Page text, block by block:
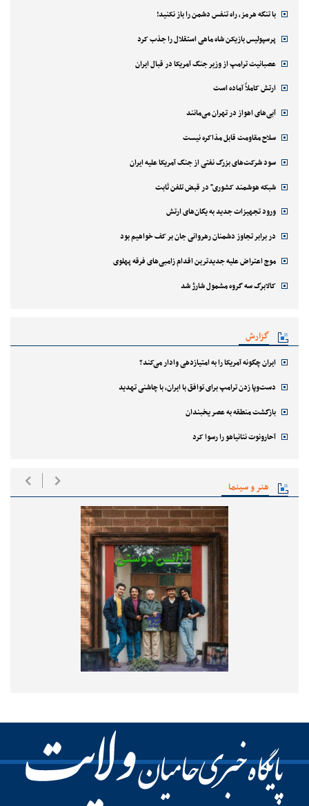
با تنگه هرمز، راه تنفس دشمن را باز نکنید!
پرسپولیس بازیکن شاه ماهی استقلال را جذب کرد
عصبانیت ترامپ از وزیر جنگ آمریکا در قبال ایران
ارتش کاملاً آماده است
آبی‌های اهواز در تهران می‌مانند
سلاح مقاومت قابل مذاکره نیست
سود شرکت‌های بزرگ نفتی از جنگ آمریکا علیه ایران
شبکه هوشمند کشوری" در قبض تلفن ثابت
ورود تجهیزات جدید به یگان‌های ارتش
در برابر تجاوز دشمنان رهروانی جان بر کف خواهیم بود
موج اعتراض علیه جدیدترین اقدام زامبی‌های فرقه پهلوی
کالابرگ سه گروه مشمول شارژ شد
گزارش
ایران چگونه آمریکا را به امتیازدهی وادار می‌کند؟
دست‌وپا زدن ترامپ برای توافق با ایران، با چاشنی تهدید
بازگشت منطقه به عصر یخبندان
آحارونوت نتانیاهو را رسوا کرد
هنر و سینما